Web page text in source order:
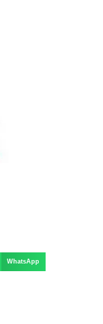
WhatsApp